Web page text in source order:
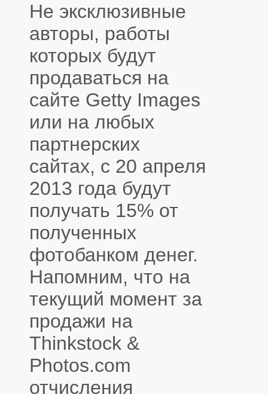
Не эксклюзивные
авторы, работы
которых будут
продаваться на
сайте Getty Images
или на любых
партнерских
сайтах, с 20 апреля
2013 года будут
получать 15% от
полученных
фотобанком денег.
Напомним, что на
текущий момент за
продажи на
Thinkstock &
Photos.com
отчисления